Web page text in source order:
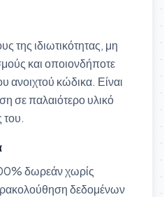
της ιδιωτικότητας, μη
και οποιονδήποτε
ανοιχτού κώδικα. Είναι
σε παλαιότερο υλικό
του.
δωρεάν χωρίς
δεδομένων